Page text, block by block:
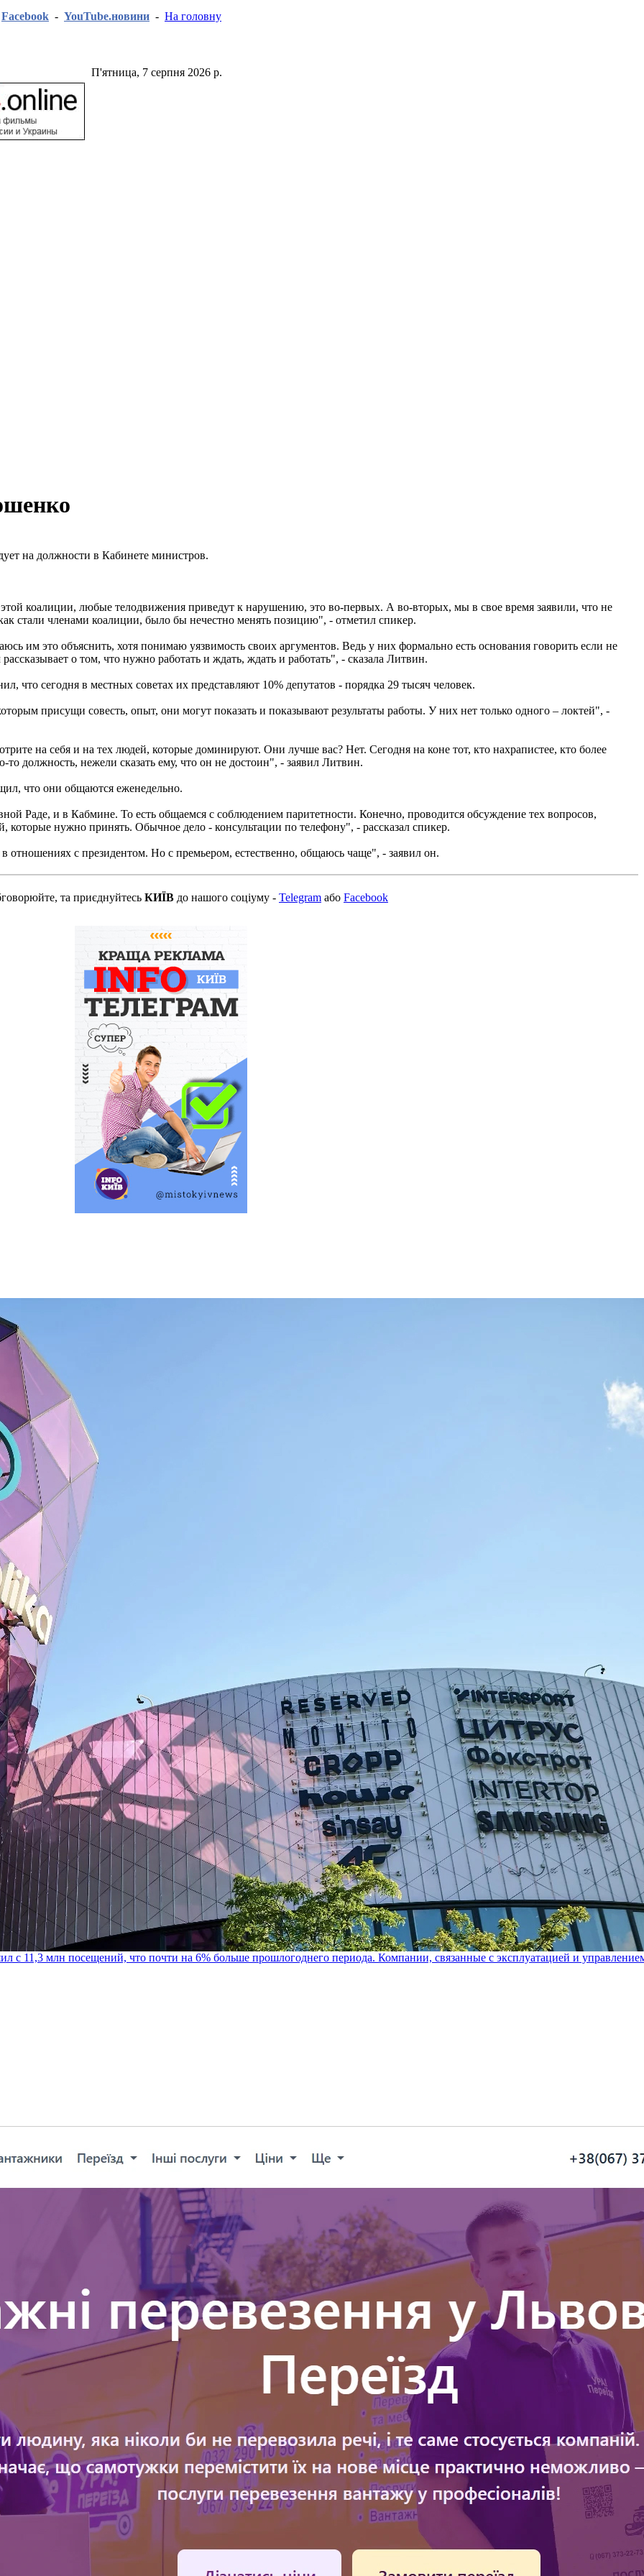
Facebook - YouTube.новини - На головну
П'ятница, 7 серпня 2026 р.
на должности в Кабинете министров.
коалиции, любые телодвижения приведут к нарушению, это во-первых. А во-вторых, мы в свое время заявили, что не
стали членами коалиции, было бы нечестно менять позицию", - отметил спикер.
им это объяснить, хотя понимаю уязвимость своих аргументов. Ведь у них формально есть основания говорить если не
о том, что нужно работать и ждать, ждать и работать", - сказала Литвин.
что сегодня в местных советах их представляют 10% депутатов - порядка 29 тысяч человек.
присущи совесть, опыт, они могут показать и показывают результаты работы. У них нет только одного – локтей", -
на себя и на тех людей, которые доминируют. Они лучше вас? Нет. Сегодня на коне тот, кто нахрапистее, кто более
должность, нежели сказать ему, что он не достоин", - заявил Литвин.
что они общаются еженедельно.
Раде, и в Кабмине. То есть общаемся с соблюдением паритетности. Конечно, проводится обсуждение тех вопросов,
которые нужно принять. Обычное дело - консультации по телефону", - рассказал спикер.
отношениях с президентом. Но с премьером, естественно, общаюсь чаще", - заявил он.
та приєднуйтесь КИЇВ до нашого соціуму - Telegram або Facebook
с 11,3 млн посещений, что почти на 6% больше прошлогоднего периода. Компании, связанные с эксплуатацией и